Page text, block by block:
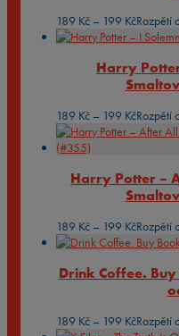
189 Kč – 199 KčRozpětí
Harry
189 Kč – 199 KčRozpětí
Harry Potter –
189 Kč – 199 KčRozpětí
Drink Coffee.
189 Kč – 199 KčRozpětí